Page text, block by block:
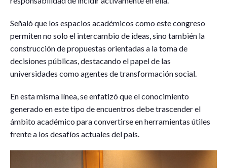
Señaló que los espacios académicos como este congreso
permiten no solo el intercambio de ideas, sino también la
construcción de propuestas orientadas a la toma de
decisiones públicas, destacando el papel de las
universidades como agentes de transformación social.
En esta misma línea, se enfatizó que el conocimiento
generado en este tipo de encuentros debe trascender el
ámbito académico para convertirse en herramientas útiles
frente a los desafíos actuales del país.